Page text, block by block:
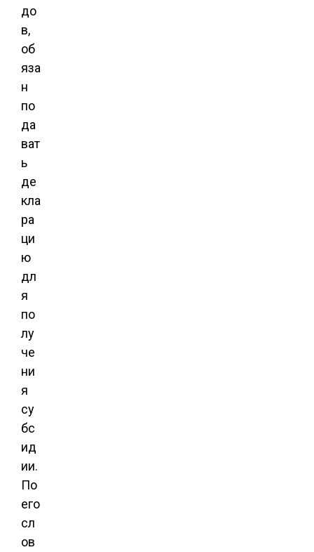
до
в,
об
яза
н
по
да
ват
ь
де
кла
ра
ци
ю
дл
я
по
лу
че
ни
я
су
бс
ид
ии.
По
его
сл
ов